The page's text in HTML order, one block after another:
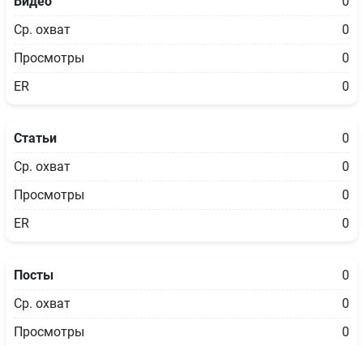
Ср. охват
0
Просмотры
0
ER
0
Статьи
0
Ср. охват
0
Просмотры
0
ER
0
Посты
0
Ср. охват
0
Просмотры
0